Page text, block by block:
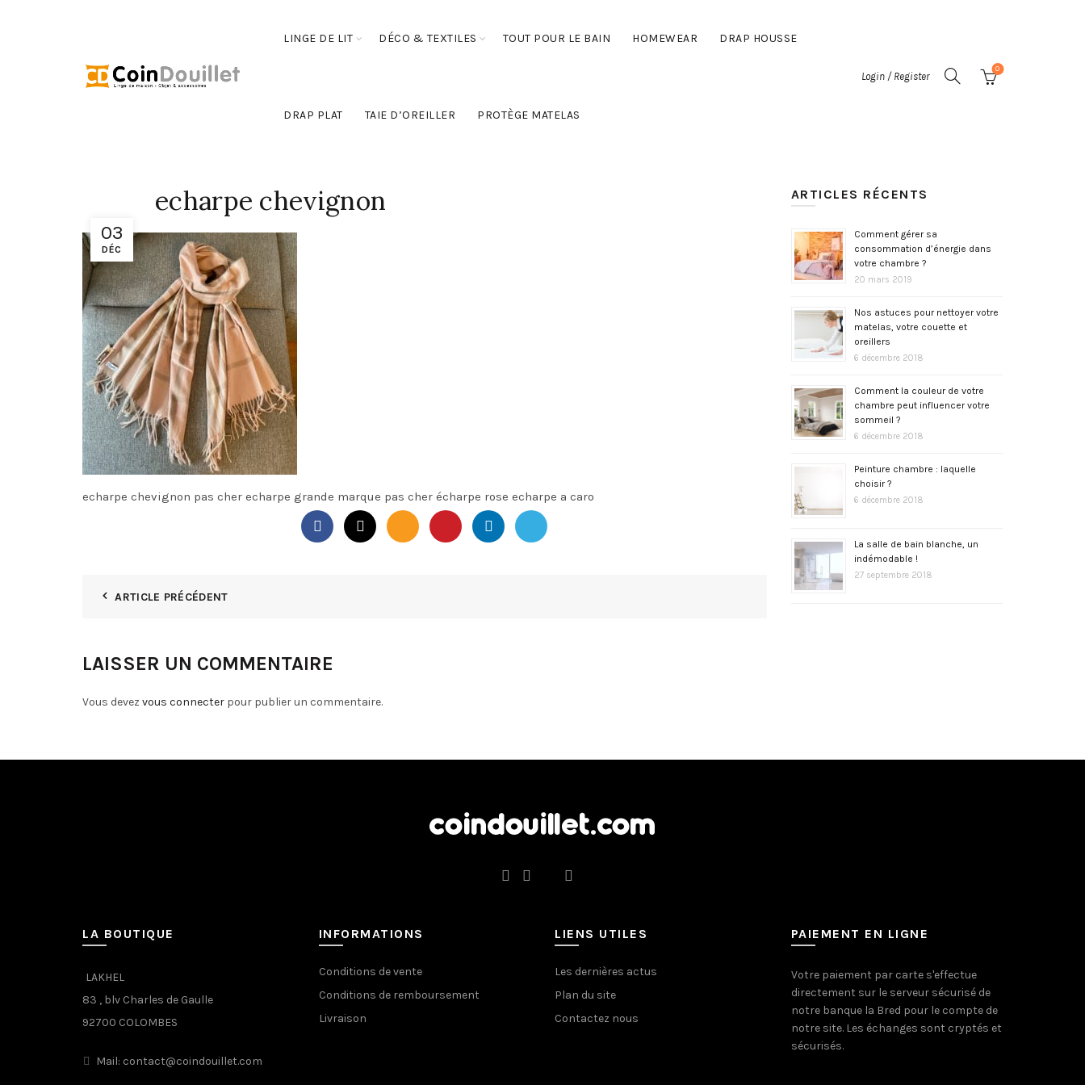
LINGE DE LIT DÉCO & TEXTILES TOUT POUR LE BAIN HOMEWEAR DRAP HOUSSE
DRAP PLAT TAIE D’OREILLER PROTÈGE MATELAS
Login / Register
0
03
DÉC
echarpe chevignon
echarpe chevignon pas cher echarpe grande marque pas cher écharpe rose echarpe a caro
ARTICLE PRÉCÉDENT
LAISSER UN COMMENTAIRE
Vous devez vous connecter pour publier un commentaire.
ARTICLES RÉCENTS
Comment gérer sa
consommation d’énergie dans
votre chambre ?
20 mars 2019
Nos astuces pour nettoyer votre
matelas, votre couette et
oreillers
6 décembre 2018
Comment la couleur de votre
chambre peut influencer votre
sommeil ?
6 décembre 2018
Peinture chambre : laquelle
choisir ?
6 décembre 2018
La salle de bain blanche, un
indémodable !
27 septembre 2018
LA BOUTIQUE
LAKHEL
83 , blv Charles de Gaulle
92700 COLOMBES
Mail: contact@coindouillet.com
INFORMATIONS
Conditions de vente
Conditions de remboursement
Livraison
LIENS UTILES
Les dernières actus
Plan du site
Contactez nous
PAIEMENT EN LIGNE
Votre paiement par carte s'effectue
directement sur le serveur sécurisé de
notre banque la Bred pour le compte de
notre site. Les échanges sont cryptés et
sécurisés.